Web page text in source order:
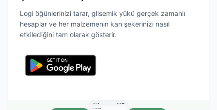
Logi öğünlerinizi tarar, glisemik yükü gerçek zamanlı
hesaplar ve her malzemenin kan şekerinizi nasıl
etkilediğini tam olarak gösterir.